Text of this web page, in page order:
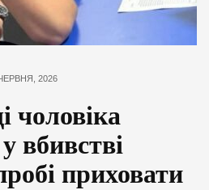
2026
чоловіка
вбивстві
приховати